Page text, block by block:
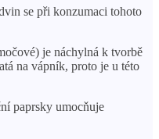
se při konzumaci tohoto
je náchylná k tvorbě
na vápník, proto je u této
paprsky umocňuje